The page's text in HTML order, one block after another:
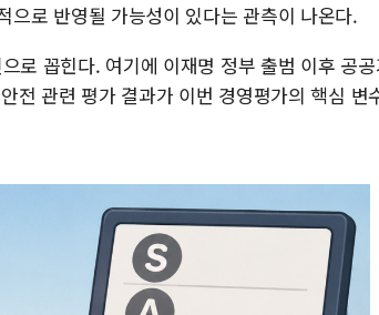
으로 반영될 가능성이 있다는 관측이 나온다.
로 꼽힌다. 여기에 이재명 정부 출범 이후 공공
전 관련 평가 결과가 이번 경영평가의 핵심 변